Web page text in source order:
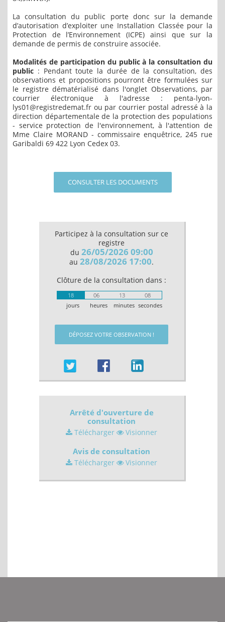
La consultation du public porte donc sur la demande
d’autorisation d’exploiter une Installation Classée pour la
Protection de l’Environnement (ICPE) ainsi que sur la
demande de permis de construire associée.
Modalités de participation du public à la consultation du
public : Pendant toute la durée de la consultation, des
observations et propositions pourront être formulées sur
le registre dématérialisé dans l'onglet Observations, par
courrier électronique à l'adresse : penta-lyon-
lys01@registredemat.fr ou par courrier postal adressé à la
direction départementale de la protection des populations
- service protection de l'environnement, à l'attention de
Mme Claire MORAND - commissaire enquêtrice, 245 rue
Garibaldi 69 422 Lyon Cedex 03.
CONSULTER LES DOCUMENTS
Participez à la consultation sur ce
registre
du 26/05/2026 09:00
au28/08/2026 17:00.
Clôture de la consultation dans :
18
jours
06
heures
13
minutes
08
secondes
DÉPOSEZ VOTRE OBSERVATION !
Arrêté d'ouverture de
consultation
Télécharger Visionner
Avis de consultation
Télécharger Visionner